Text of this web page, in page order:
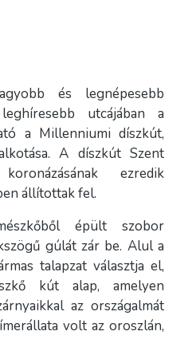
és legnépesebb
utcájában a
a Millenniumi díszkút,
A díszkút Szent
ezredik
állítottak fel.
épült szobor
gúlát zár be. Alul a
talapzat választja el,
kút alap, amelyen
az országalmát
volt az oroszlán,